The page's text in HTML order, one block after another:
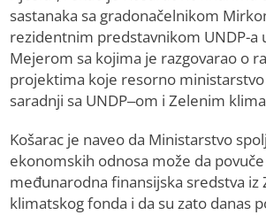
sastanaka sa gradonačelnikom
rezidentnim predstavnikom UNDP-a
Mejerom sa kojima je razgovarao o
projektima koje resorno
saradnji sa UNDP–om i Zelenim
Košarac je naveo da Ministarstvo
ekonomskih odnosa može da
međunarodna finansijska sredstva iz
klimatskog fonda i da su zato danas